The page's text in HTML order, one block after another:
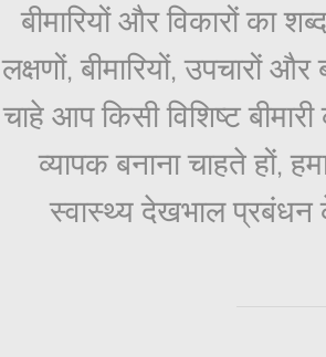
बीमारियों और विकारों का
लक्षणों, बीमारियों, उपचारों
चाहे आप किसी विशिष्ट
व्यापक बनाना चाहते हों,
स्वास्थ्य देखभाल